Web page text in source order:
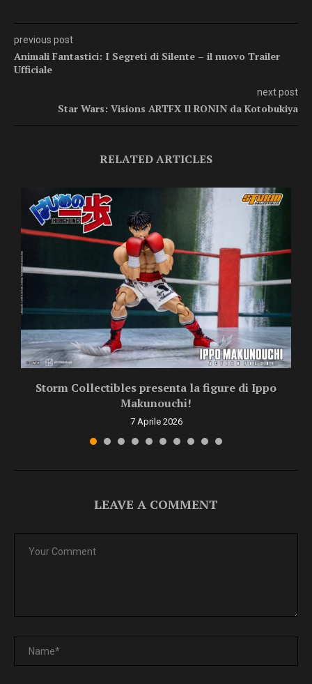
previous post
Animali Fantastici: I Segreti di Silente – il nuovo Trailer
Ufficiale
next post
Star Wars: Visions ARTFX Il RONIN da Kotobukiya
RELATED ARTICLES
Storm Collectibles presenta la figure di Ippo
Makunouchi!
7 Aprile 2026
LEAVE A COMMENT